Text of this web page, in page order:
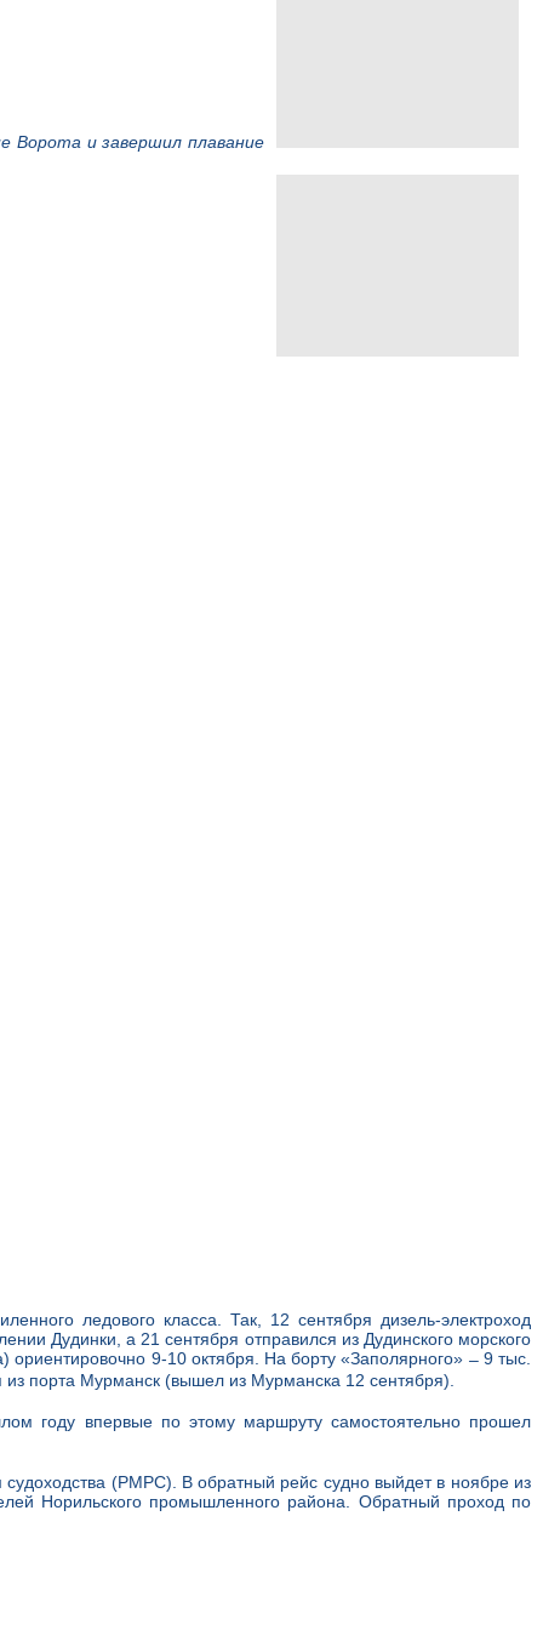
Ворота и завершил плавание
ледового класса. Так, 12 сентября дизель-электроход
Дудинки, а 21 сентября отправился из Дудинского морского
9-10 октября. На борту «Заполярного» –9 тыс.
порта Мурманск (вышел из Мурманска 12 сентября).
году впервые по этому маршруту самостоятельно прошел
(РМРС). В обратный рейс судно выйдет в ноябре из
Норильского промышленного района. Обратный проход по